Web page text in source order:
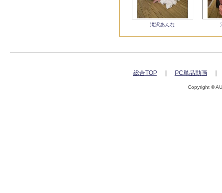
【
【
【
【
【
【
滝沢あんな
総合TOP｜ PC単品動画
Copyright ©